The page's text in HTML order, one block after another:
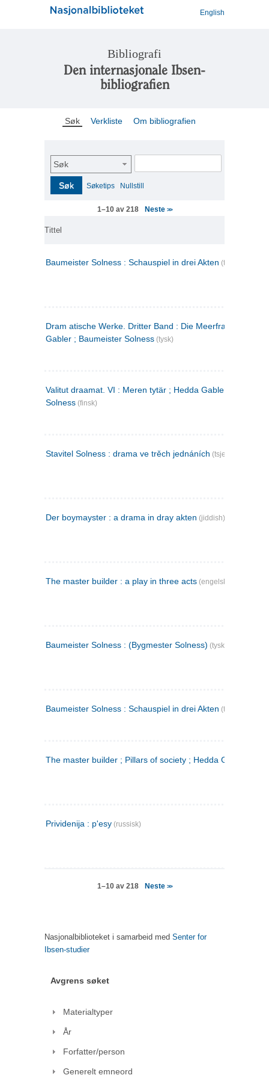
English
Bibliografi
Den internasjonale Ibsen-
bibliografien
Søk Verkliste Om bibliografien
Søk
Søk Søketips Nullstill
1–10 av 218 Neste >>
Tittel
Baumeister Solness : Schauspiel in drei Akten (tysk)
Dram atische Werke. Dritter Band : Die Meerfrau ; Hedda
Gabler ; Baumeister Solness (tysk)
Valitut draamat. VI : Meren tytär ; Hedda Gabler ;
Solness (finsk)
Stavitel Solness : drama ve trěch jednáních (tsjekkisk)
Der boymayster : a drama in dray akten (jiddish)
The master builder : a play in three acts (engelsk)
Baumeister Solness : (Bygmester Solness) (tysk)
Baumeister Solness : Schauspiel in drei Akten (tysk)
The master builder ; Pillars of society ; Hedda Gabler
Prividenija : p'esy (russisk)
1–10 av 218 Neste >>
Nasjonalbiblioteket i samarbeid med Senter for
Ibsen-studier
Avgrens søket
Materialtyper
År
Forfatter/person
Generelt emneord